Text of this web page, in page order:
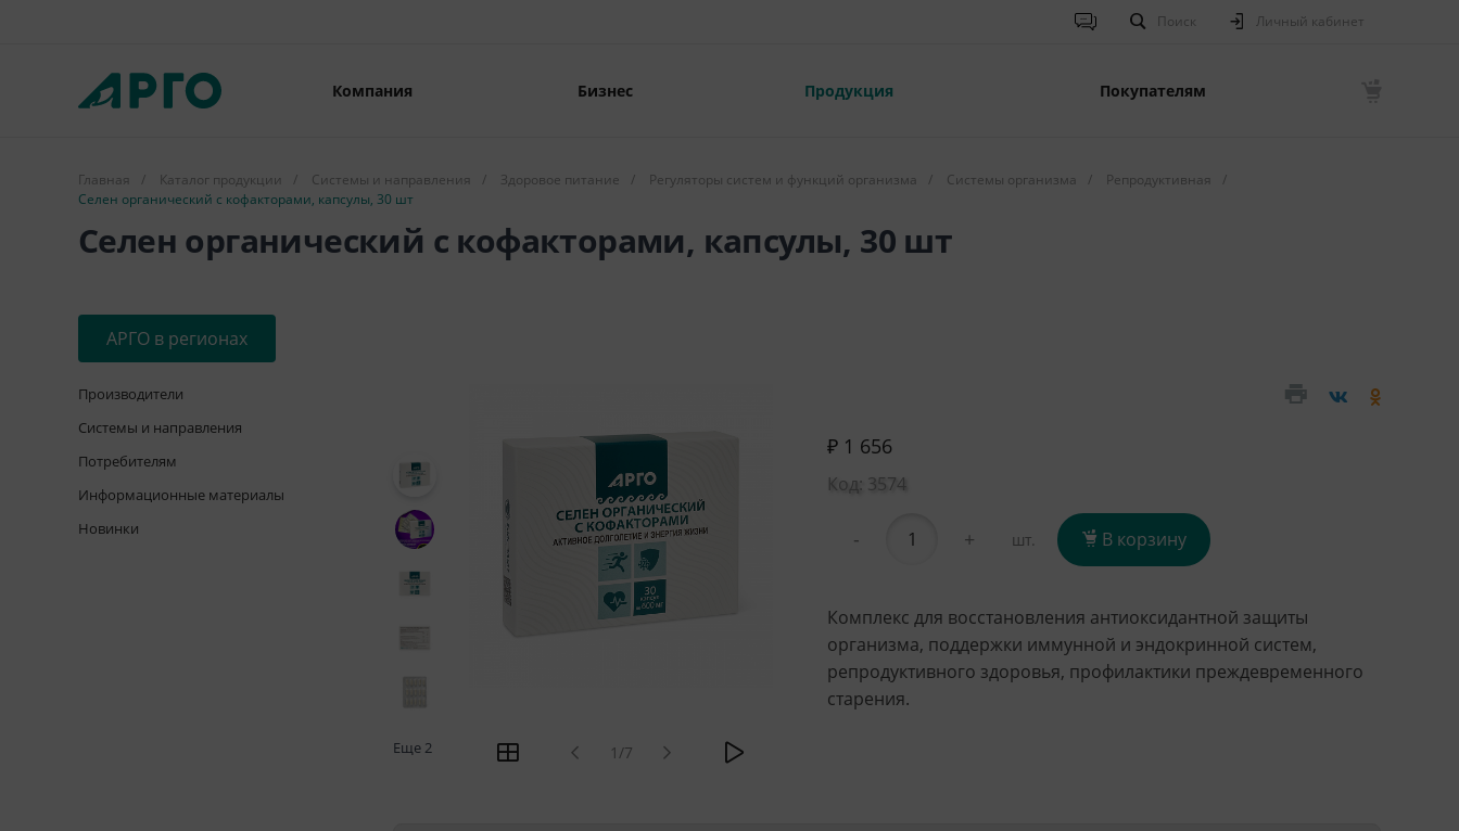
Поиск Личный кабинет
Компания Бизнес Продукция Покупателям
Главная / Каталог продукции / Системы и направления / Здоровое питание / Регуляторы систем и функций организма / Системы организма / Репродуктивная
/
Селен органический с кофакторами, капсулы, 30 шт
Селен органический с кофакторами, капсулы, 30 шт
АРГО в регионах
Производители
Системы и направления
Потребителям
Информационные материалы
Новинки
Еще 2 1/7
₽ 1 656
Код: 3574
- + шт. В корзину
Комплекс для восстановления антиоксидантной защиты
организма, поддержки иммунной и эндокринной систем,
репродуктивного здоровья, профилактики преждевременного
старения.